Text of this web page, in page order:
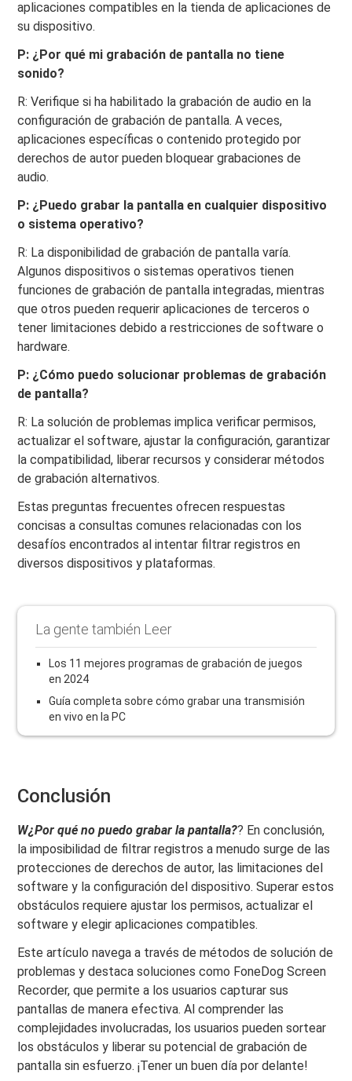
aplicaciones compatibles en la tienda de aplicaciones de
su dispositivo.
P: ¿Por qué mi grabación de pantalla no tiene
sonido?
R: Verifique si ha habilitado la grabación de audio en la
configuración de grabación de pantalla. A veces,
aplicaciones específicas o contenido protegido por
derechos de autor pueden bloquear grabaciones de
audio.
P: ¿Puedo grabar la pantalla en cualquier dispositivo
o sistema operativo?
R: La disponibilidad de grabación de pantalla varía.
Algunos dispositivos o sistemas operativos tienen
funciones de grabación de pantalla integradas, mientras
que otros pueden requerir aplicaciones de terceros o
tener limitaciones debido a restricciones de software o
hardware.
P: ¿Cómo puedo solucionar problemas de grabación
de pantalla?
R: La solución de problemas implica verificar permisos,
actualizar el software, ajustar la configuración, garantizar
la compatibilidad, liberar recursos y considerar métodos
de grabación alternativos.
Estas preguntas frecuentes ofrecen respuestas
concisas a consultas comunes relacionadas con los
desafíos encontrados al intentar filtrar registros en
diversos dispositivos y plataformas.
La gente también Leer
Los 11 mejores programas de grabación de juegos
en 2024
Guía completa sobre cómo grabar una transmisión
en vivo en la PC
Conclusión
W¿Por qué no puedo grabar la pantalla?? En conclusión,
la imposibilidad de filtrar registros a menudo surge de las
protecciones de derechos de autor, las limitaciones del
software y la configuración del dispositivo. Superar estos
obstáculos requiere ajustar los permisos, actualizar el
software y elegir aplicaciones compatibles.
Este artículo navega a través de métodos de solución de
problemas y destaca soluciones como FoneDog Screen
Recorder, que permite a los usuarios capturar sus
pantallas de manera efectiva. Al comprender las
complejidades involucradas, los usuarios pueden sortear
los obstáculos y liberar su potencial de grabación de
pantalla sin esfuerzo. ¡Tener un buen día por delante!